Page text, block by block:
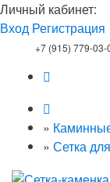
Личный кабинет:
Вход Регистрация
+7 (915) 779-03-
»
» Сетка